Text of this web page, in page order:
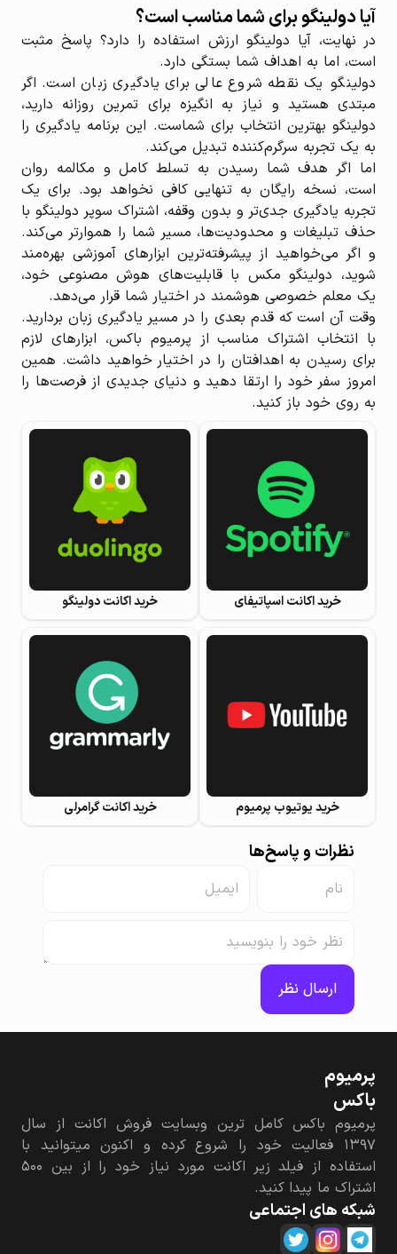
آیا دولینگو برای شما مناسب است؟
در نهایت، آیا دولینگو ارزش استفاده را دارد؟ پاسخ مثبت
است، اما به اهداف شما بستگی دارد.
دولینگو یک نقطه شروع عالی برای یادگیری زبان است. اگر
مبتدی هستید و نیاز به انگیزه برای تمرین روزانه دارید،
دولینگو بهترین انتخاب برای شماست. این برنامه یادگیری را
به یک تجربه سرگرم‌کننده تبدیل می‌کند.
اما اگر هدف شما رسیدن به تسلط کامل و مکالمه روان
است، نسخه رایگان به تنهایی کافی نخواهد بود. برای یک
تجربه یادگیری جدی‌تر و بدون وقفه، اشتراک سوپر دولینگو با
حذف تبلیغات و محدودیت‌ها، مسیر شما را هموارتر می‌کند.
و اگر می‌خواهید از پیشرفته‌ترین ابزارهای آموزشی بهره‌مند
شوید، دولینگو مکس با قابلیت‌های هوش مصنوعی خود،
یک معلم خصوصی هوشمند در اختیار شما قرار می‌دهد.
وقت آن است که قدم بعدی را در مسیر یادگیری زبان بردارید.
با انتخاب اشتراک مناسب از پرمیوم باکس، ابزارهای لازم
برای رسیدن به اهدافتان را در اختیار خواهید داشت. همین
امروز سفر خود را ارتقا دهید و دنیای جدیدی از فرصت‌ها را
به روی خود باز کنید.
خرید اکانت اسپاتیفای خرید اکانت دولینگو
خرید یوتیوب پرمیوم خرید اکانت گرامرلی
نظرات و پاسخ‌ها
ارسال نظر
پرمیوم‌
باکس
پرمیوم باکس کامل ترین وبسایت فروش اکانت از سال
۱۳۹۷ فعالیت خود را شروع کرده و اکنون میتوانید با
استفاده از فیلد زیر اکانت مورد نیاز خود را از بین ۵۰۰
اشتراک ما پیدا کنید.
شبکه های اجتماعی